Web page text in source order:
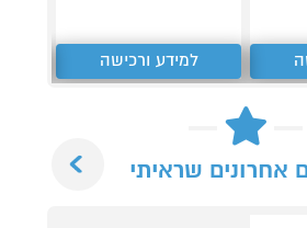
למידע ורכישה
אחרונים שראיתי